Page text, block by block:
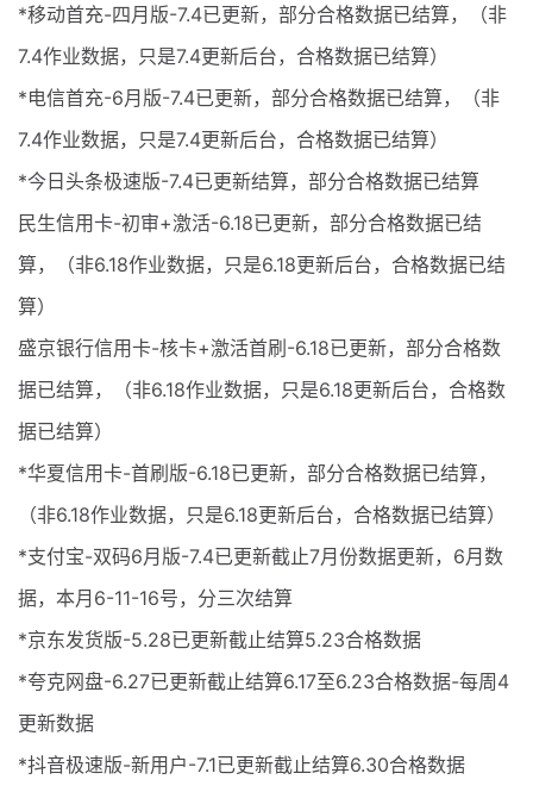
*移动首充-四月版-7.4已更新，部分合格数据已结算，（非
7.4作业数据，只是7.4更新后台，合格数据已结算）
*电信首充-6月版-7.4已更新，部分合格数据已结算，（非
7.4作业数据，只是7.4更新后台，合格数据已结算）
*今日头条极速版-7.4已更新结算，部分合格数据已结算
民生信用卡-初审+激活-6.18已更新，部分合格数据已结
算，（非6.18作业数据，只是6.18更新后台，合格数据已结
算）
盛京银行信用卡-核卡+激活首刷-6.18已更新，部分合格数
据已结算，（非6.18作业数据，只是6.18更新后台，合格数
据已结算）
*华夏信用卡-首刷版-6.18已更新，部分合格数据已结算，
（非6.18作业数据，只是6.18更新后台，合格数据已结算）
*支付宝-双码6月版-7.4已更新截止7月份数据更新，6月数
据，本月6-11-16号，分三次结算
*京东发货版-5.28已更新截止结算5.23合格数据
*夸克网盘-6.27已更新截止结算6.17至6.23合格数据-每周4
更新数据
*抖音极速版-新用户-7.1已更新截止结算6.30合格数据